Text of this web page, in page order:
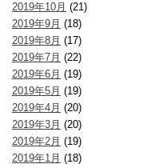
2019年10月 (21)
2019年9月 (18)
2019年8月 (17)
2019年7月 (22)
2019年6月 (19)
2019年5月 (19)
2019年4月 (20)
2019年3月 (20)
2019年2月 (19)
2019年1月 (18)